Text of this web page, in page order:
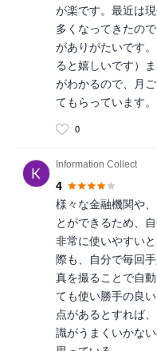
が楽です。最近は
多くなってきたの
がありがたいです
ると嬉しいです）
がわかるので、月
てもらっています。
0
Information Collect
4
様々な金融機関や
とができるため、
非常に使いやすい
際も、自分で毎回
真を撮ることで自
ても使い勝手の良
点があるとすれば
識がうまくいかな